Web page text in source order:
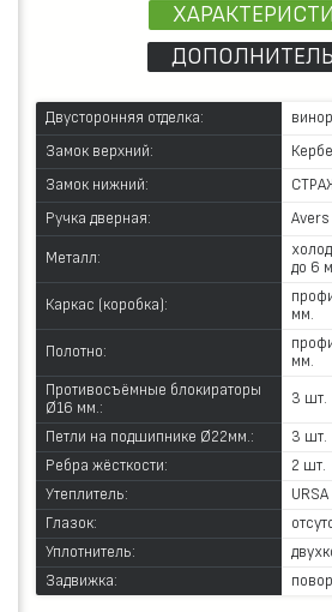
Двусторонняя отделка:
Замок верхний:
Замок нижний:
Ручка дверная: Avers
Металл:
до 6
Каркас (коробка):
мм.
Полотно:
мм.
Противосъёмные блокираторы
Ø16 мм.:
3 шт.
Петли на подшипнике Ø22мм.:
3 шт.
Ребра жёсткости:
2 шт.
Утеплитель:
URSA
Глазок:
Уплотнитель:
Задвижка: